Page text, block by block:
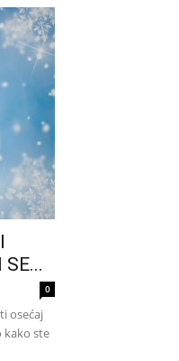
0
osećaj
kako ste